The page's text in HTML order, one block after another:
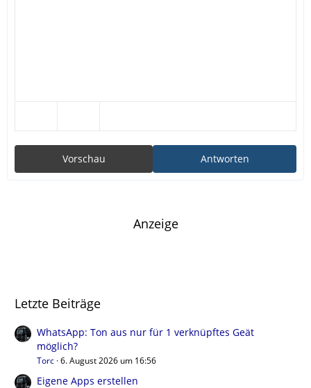
Antworten
Vorschau
Anzeige
Letzte Beiträge
WhatsApp: Ton aus nur für 1 verknüpftes Geät
möglich?
Torc 6. August 2026 um 16:56
Eigene Apps erstellen